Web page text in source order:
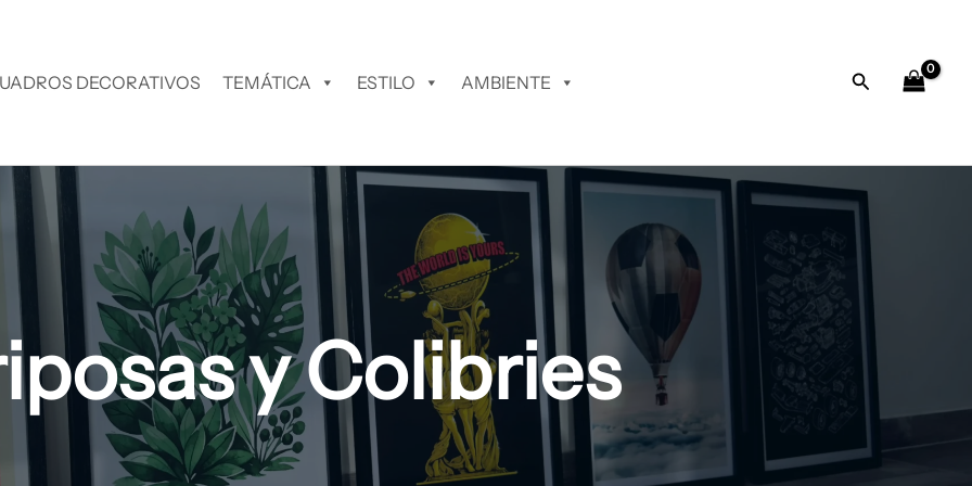
DECORATIVOS TEMÁTICA ESTILO AMBIENTE Buscar
y Colibries